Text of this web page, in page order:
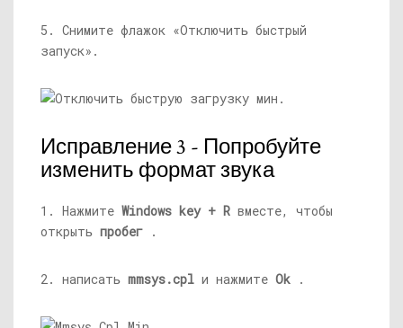
5. Снимите флажок «Отключить быстрый
запуск».
Исправление 3 - Попробуйте
изменить формат звука
1. Нажмите Windows key + R вместе, чтобы
открыть пробег .
2. написать mmsys.cpl и нажмите Ok .